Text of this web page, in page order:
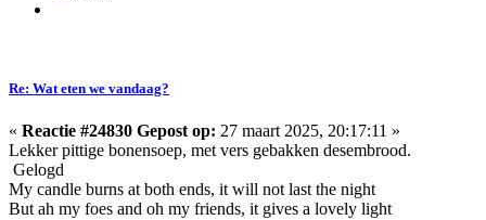
Re: Wat eten we vandaag?
« Reactie #24830 Gepost op: 27 maart 2025, 20:17:11 »
Lekker pittige bonensoep, met vers gebakken desembrood.
Gelogd
My candle burns at both ends, it will not last the night
But ah my foes and oh my friends, it gives a lovely light